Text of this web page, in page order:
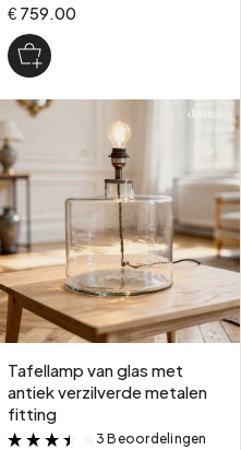
€ 759.00
Tafellamp van glas met
antiek verzilverde metalen
fitting
&
3 Beoordelingen